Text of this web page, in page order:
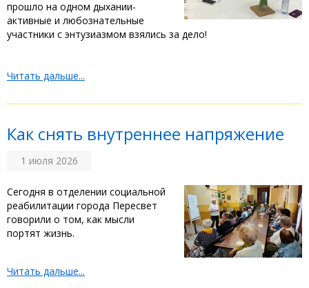
прошло на одном дыхании-
активные и любознательные
участники с энтузиазмом взялись за дело! ‎
Читать дальше...
Как снять внутреннее напряжение
1 июля 2026
‎Сегодня в отделении социальной
реабилитации города Пересвет
говорили о том, как мысли
портят жизнь.
Читать дальше...